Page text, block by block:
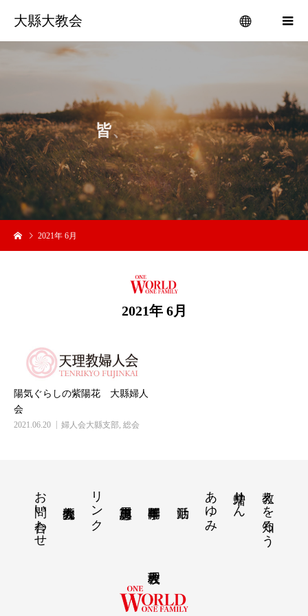
大縣大教会
皆、吉い
2021年 6月
2021年 6月
陽気ぐらしの紫陽花 大縣婦人
会
2021.06.20 婦人会大縣支部, 総会
教えを知ろう
増井りん
あゆみ
リンク
お問い合わせ